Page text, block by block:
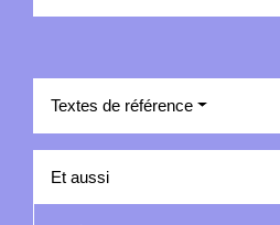
Textes de référence
Et aussi